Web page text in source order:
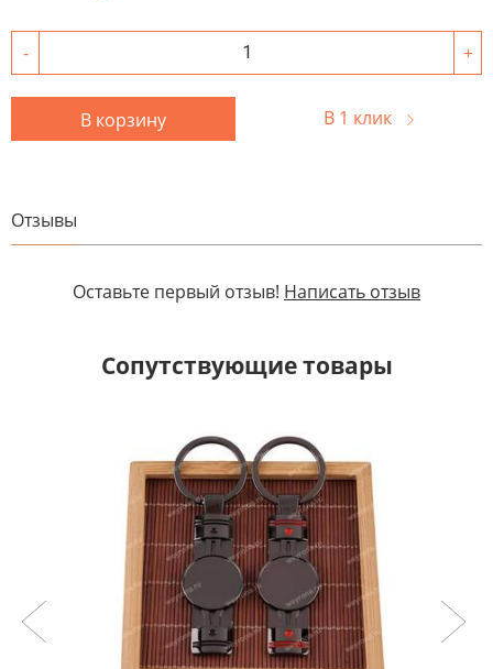
- +
В корзину В 1 клик
Отзывы
Оставьте первый отзыв! Написать отзыв
Сопутствующие товары